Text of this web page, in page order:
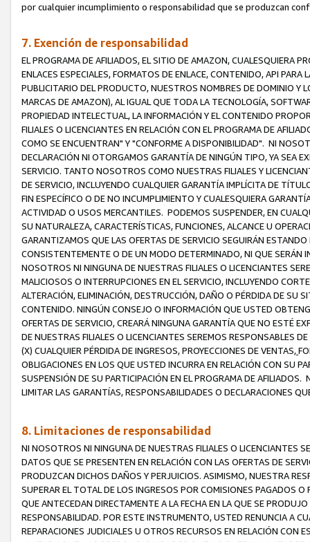
por cualquier incumplimiento o responsabilidad que se produzcan
7. Exención de responsabilidad
EL PROGRAMA DE AFILIADOS, EL SITIO DE AMAZON, CUALESQUIERA
ENLACES ESPECIALES, FORMATOS DE ENLACE, CONTENIDO, API
PUBLICITARIO DEL PRODUCTO, NUESTROS NOMBRES DE DOMINIO Y
MARCAS DE AMAZON), AL IGUAL QUE TODA LA TECNOLOGÍA,
PROPIEDAD INTELECTUAL, LA INFORMACIÓN Y EL CONTENIDO
FILIALES O LICENCIANTES EN RELACIÓN CON EL PROGRAMA DE
COMO SE ENCUENTRAN" Y "CONFORME A DISPONIBILIDAD". NI
DECLARACIÓN NI OTORGAMOS GARANTÍA DE NINGÚN TIPO, YA SEA
SERVICIO. TANTO NOSOTROS COMO NUESTRAS FILIALES Y
DE SERVICIO, INCLUYENDO CUALQUIER GARANTÍA IMPLÍCITA DE
FIN ESPECÍFICO O DE NO INCUMPLIMIENTO Y CUALESQUIERA
ACTIVIDAD O USOS MERCANTILES. PODEMOS SUSPENDER, EN
SU NATURALEZA, CARACTERÍSTICAS, FUNCIONES, ALCANCE U
GARANTIZAMOS QUE LAS OFERTAS DE SERVICIO SEGUIRÁN
CONSISTENTEMENTE O DE UN MODO DETERMINADO, NI QUE SERÁN
NOSOTROS NI NINGUNA DE NUESTRAS FILIALES O LICENCIANTES
MALICIOSOS O INTERRUPCIONES EN EL SERVICIO, INCLUYENDO
ALTERACIÓN, ELIMINACIÓN, DESTRUCCIÓN, DAÑO O PÉRDIDA DE SU
CONTENIDO. NINGÚN CONSEJO O INFORMACIÓN QUE USTED
OFERTAS DE SERVICIO, CREARÁ NINGUNA GARANTÍA QUE NO ESTÉ
DE NUESTRAS FILIALES O LICENCIANTES SEREMOS RESPONSABLES
(X) CUALQUIER PÉRDIDA DE INGRESOS, PROYECCIONES DE VENTAS,
OBLIGACIONES EN LOS QUE USTED INCURRA EN RELACIÓN CON SU
SUSPENSIÓN DE SU PARTICIPACIÓN EN EL PROGRAMA DE
LIMITAR LAS GARANTÍAS, RESPONSABILIDADES O DECLARACIONES
8. Limitaciones de responsabilidad
NI NOSOTROS NI NINGUNA DE NUESTRAS FILIALES O LICENCIANTES
DATOS QUE SE PRESENTEN EN RELACIÓN CON LAS OFERTAS DE
PRODUZCAN DICHOS DAÑOS Y PERJUICIOS. ASIMISMO, NUESTRA
SUPERAR EL TOTAL DE LOS INGRESOS POR COMISIONES PAGADOS
QUE ANTECEDAN DIRECTAMENTE A LA FECHA EN LA QUE SE
RESPONSABILIDAD. POR ESTE INSTRUMENTO, USTED RENUNCIA A
REPARACIONES JUDICIALES U OTROS RECURSOS EN RELACIÓN CON